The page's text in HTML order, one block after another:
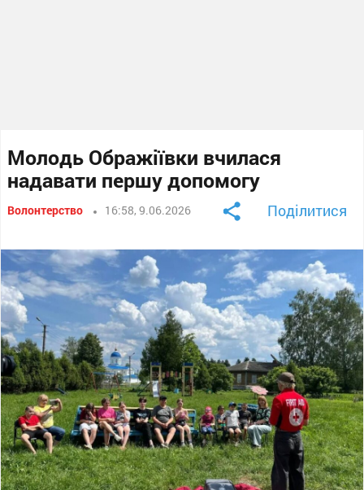
Молодь Ображіївки вчилася
надавати першу допомогу
Волонтерство 16:58, 9.06.2026 Поділитися